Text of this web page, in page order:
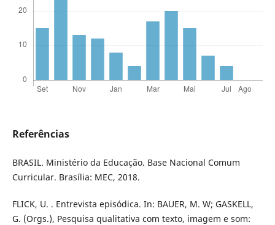
Referências
BRASIL. Ministério da Educação. Base Nacional Comum
Curricular. Brasília: MEC, 2018.
FLICK, U. . Entrevista episódica. In: BAUER, M. W; GASKELL,
G. (Orgs.), Pesquisa qualitativa com texto, imagem e som: